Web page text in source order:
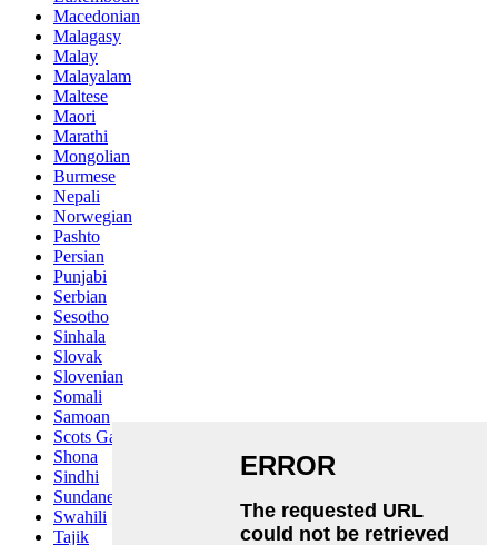
Macedonian
Malagasy
Malay
Malayalam
Maltese
Maori
Marathi
Mongolian
Burmese
Nepali
Norwegian
Pashto
Persian
Punjabi
Serbian
Sesotho
Sinhala
Slovak
Slovenian
Somali
Samoan
Scots Gaelic
Shona
Sindhi
Sundanese
Swahili
Tajik